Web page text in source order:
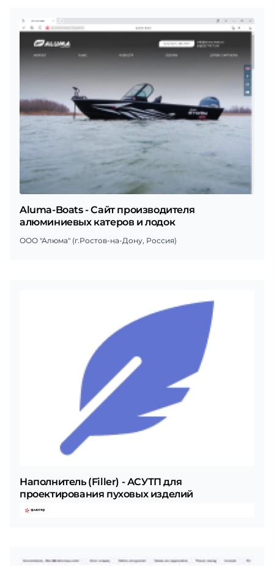
Aluma-Boats - Сайт производителя
алюминиевых катеров и лодок
ООО "Алюма" (г.Ростов-на-Дону, Россия)
Наполнитель (Filler) - АСУТП для
проектирования пуховых изделий